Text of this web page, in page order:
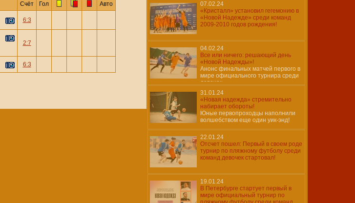
Счёт Гол Авто
6:3
2:7
6:3
07.02.24
«Кристалл» установил гегемонию в
«Новой Надежде» среди команд
2009-2010 годов рождения!
04.02.24
Все или ничего: решающий день
«Новой Надежды»!
Анонс финальных матчей первого в
мире официального турнира среди
девочек
31.01.24
«Новая надежда» стремительно
набирает обороты!
Юные первопроходцы наполнили
волшебством еще один уик-энд!
22.01.24
Отсчет пошел: Первый в своем роде
турнир по пляжному футболу среди
команд девочек стартовал!
19.01.24
В Петербурге стартует первый в
мире официальный турнир по